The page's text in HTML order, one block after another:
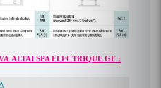
ALTAI SPA ÉLECTRIQUE GF :